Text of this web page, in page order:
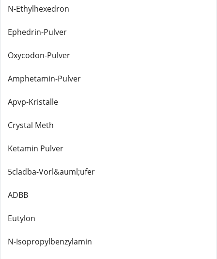
N-Ethylhexedron
Ephedrin-Pulver
Oxycodon-Pulver
Amphetamin-Pulver
Apvp-Kristalle
Crystal Meth
Ketamin Pulver
5cladba-Vorl&auml;ufer
ADBB
Eutylon
N-Isopropylbenzylamin